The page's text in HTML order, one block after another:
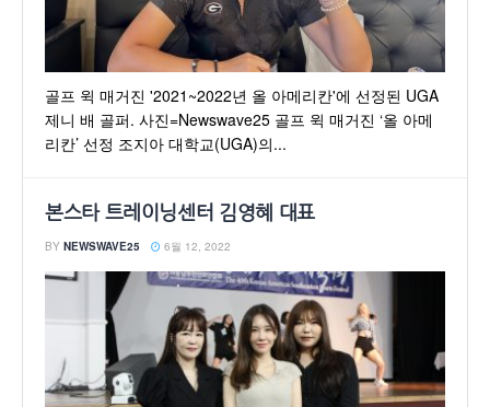
골프 윅 매거진 '2021~2022년 올 아메리칸'에 선정된 UGA
제니 배 골퍼. 사진=Newswave25 골프 윅 매거진 ‘올 아메
리칸’ 선정 조지아 대학교(UGA)의...
본스타 트레이닝센터 김영혜 대표
BY NEWSWAVE25 6월 12, 2022